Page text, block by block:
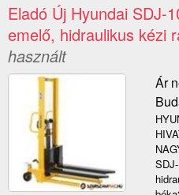
Eladó Új Hyundai SDJ-
emelő, hidraulikus kézi
használt
Ár